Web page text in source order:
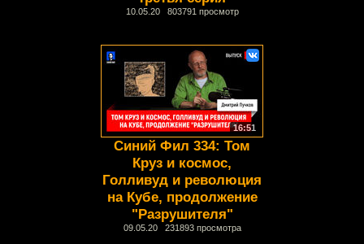
10.05.20 803791 просмотр
16:51
Синий Фил 334: Том
Круз и космос,
Голливуд и революция
на Кубе, продолжение
"Разрушителя"
09.05.20 231893 просмотра